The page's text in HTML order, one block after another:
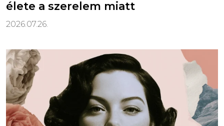
élete a szerelem miatt
2026.07.26.